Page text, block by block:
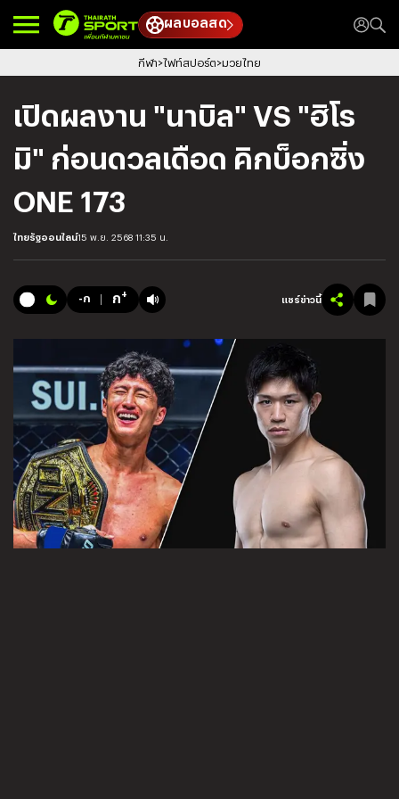
ผลบอลสด
กีฬา ไฟท์สปอร์ต มวยไทย
เปิดผลงาน "นาบิล" VS "ฮิโร
มิ" ก่อนดวลเดือด คิกบ็อกซิ่ง
ONE 173
ไทยรัฐออนไลน์15 พ.ย. 2568 11:35 น.
-ก ก+ แชร์ข่าวนี้